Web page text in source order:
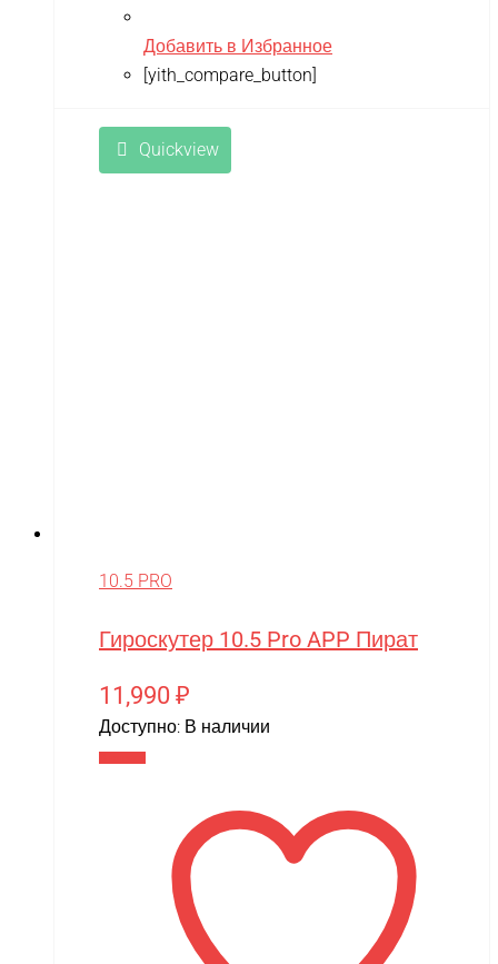
Добавить в Избранное
[yith_compare_button]
Quickview
10.5 PRO
Гироскутер 10.5 Pro APP Пират
11,990 ₽
Доступно: В наличии